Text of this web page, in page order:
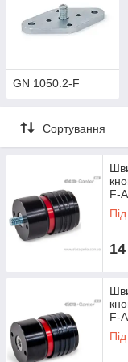
GN 1050.2-F
Сортування
F-
F-